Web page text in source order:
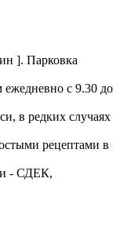
]. Парковка
ежедневно с 9.30 до
в редких случаях
рецептами в
- СДЕК,